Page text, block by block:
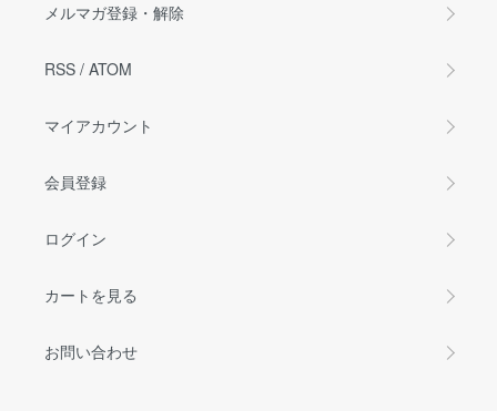
メルマガ登録・解除
RSS / ATOM
マイアカウント
会員登録
ログイン
カートを見る
お問い合わせ